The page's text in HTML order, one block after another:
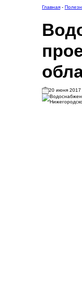
Главная -
20 июня 2017